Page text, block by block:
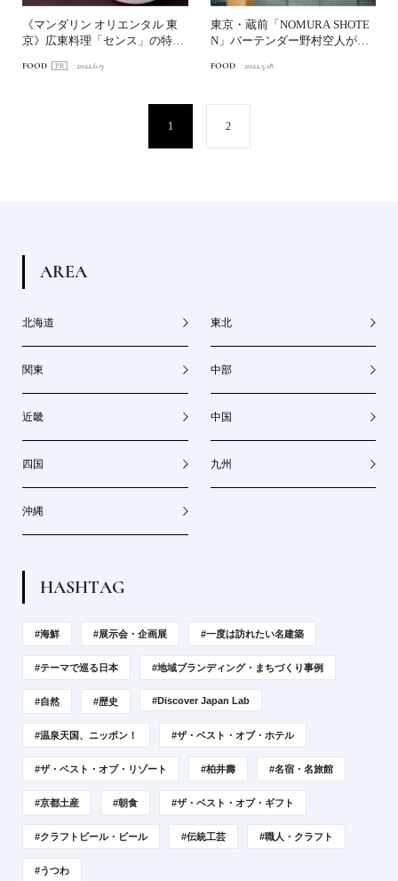
《マンダリン オリエンタル 東
京》広東料理「センス」の特別
FOOD 2022.6.9
東京・蔵前「NOMURA SHOTE
N」バーテンダー野村空人が手
FOOD 2022.5.18
1 2
AREA
北海道 東北
関東 中部
近畿 中国
四国 九州
沖縄
HASHTAG
#海鮮 #展示会・企画展 #一度は訪れたい名建築
#テーマで巡る日本 #地域ブランディング・まちづくり事例
#自然 #歴史 #Discover Japan Lab
#温泉天国、ニッポン！ #ザ・ベスト・オブ・ホテル
#ザ・ベスト・オブ・リゾート #柏井壽 #名宿・名旅館
#京都土産 #朝食 #ザ・ベスト・オブ・ギフト
#クラフトビール・ビール #伝統工芸 #職人・クラフト
#うつわ